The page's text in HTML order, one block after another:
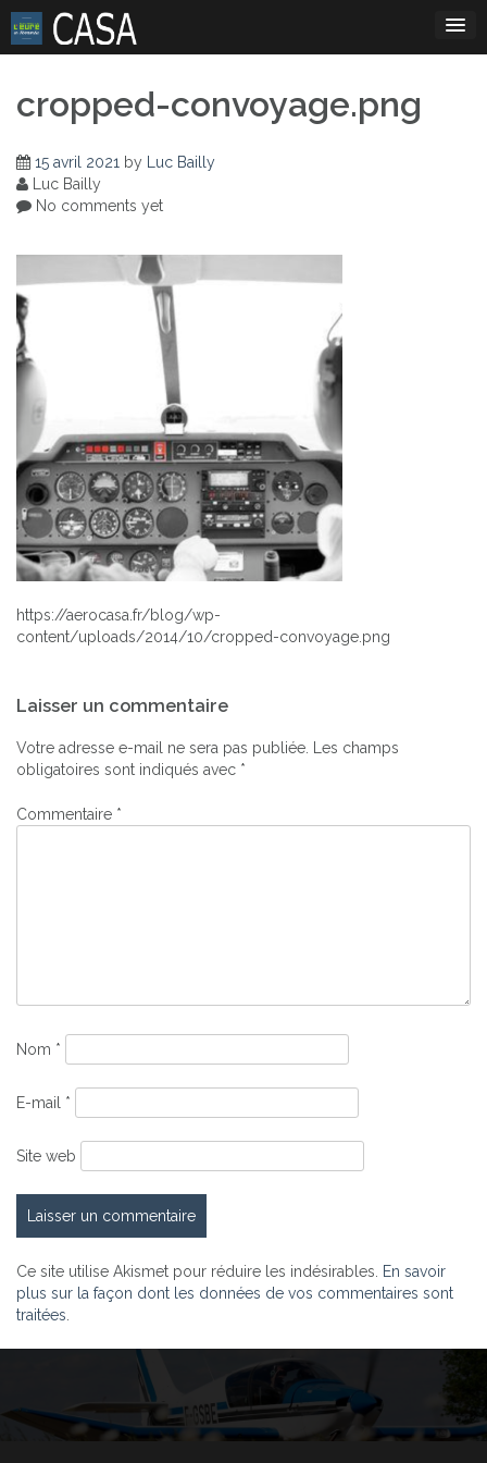
Skip
content
cropped-convoyage.png
15 avril 2021 by Luc Bailly
Luc Bailly
No comments yet
https://aerocasa.fr/blog/wp-
content/uploads/2014/10/cropped-convoyage.png
de
l’article
Laisser un commentaire
Votre adresse e-mail ne sera pas publiée. Les champs
obligatoires sont indiqués avec *
Commentaire *
Nom *
E-mail *
Site web
Ce site utilise Akismet pour réduire les indésirables. En savoir
plus sur la façon dont les données de vos commentaires sont
traitées